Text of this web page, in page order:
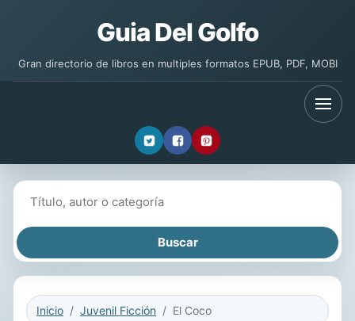
Guia Del Golfo
Gran directorio de libros en multiples formatos EPUB, PDF, MOBI
Inicio Juvenil Ficción El Coco